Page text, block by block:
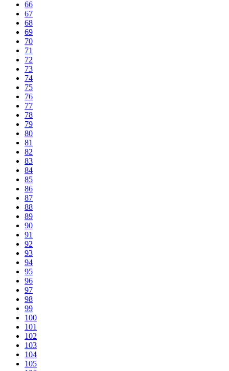
66
67
68
69
70
71
72
73
74
75
76
77
78
79
80
81
82
83
84
85
86
87
88
89
90
91
92
93
94
95
96
97
98
99
100
101
102
103
104
105